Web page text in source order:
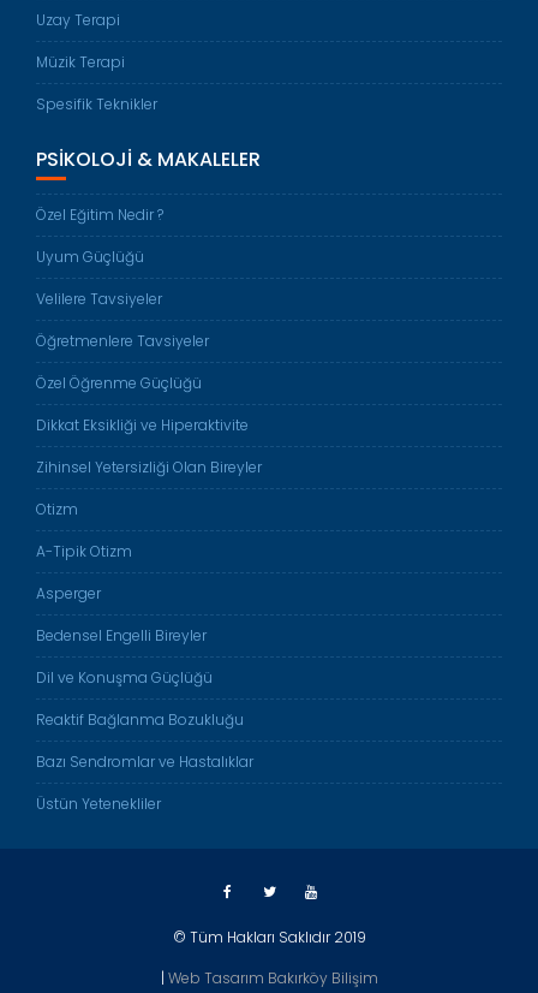
Uzay Terapi
Müzik Terapi
Spesifik Teknikler
PSIKOLOJI & MAKALELER
Özel Eğitim Nedir ?
Uyum Güçlüğü
Velilere Tavsiyeler
Öğretmenlere Tavsiyeler
Özel Öğrenme Güçlüğü
Dikkat Eksikliği ve Hiperaktivite
Zihinsel Yetersizliği Olan Bireyler
Otizm
A-Tipik Otizm
Asperger
Bedensel Engelli Bireyler
Dil ve Konuşma Güçlüğü
Reaktif Bağlanma Bozukluğu
Bazı Sendromlar ve Hastalıklar
Üstün Yetenekliler
© Tüm Hakları Saklıdır 2019
| Web Tasarım Bakırköy Bilişim